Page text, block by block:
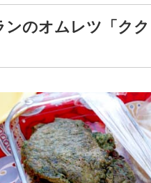
ンのオムレツ「ク